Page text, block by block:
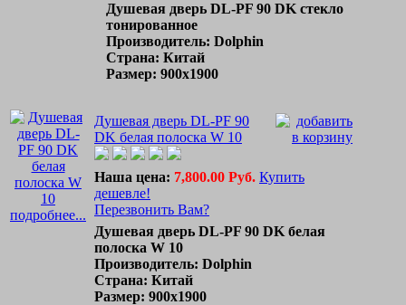
Душевая дверь DL-PF 90 DK стекло
тонированное
Производитель: Dolphin
Страна: Китай
Размер: 900x1900
подробнее...
Душевая дверь DL-PF 90
DK белая полоска W 10
Наша цена: 7,800.00 Руб. Купить
дешевле!
Перезвонить Вам?
Душевая дверь DL-PF 90 DK белая
полоска W 10
Производитель: Dolphin
Страна: Китай
Размер: 900x1900